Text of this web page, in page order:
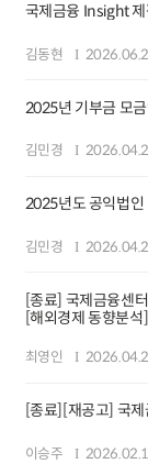
국제금융 Insight
김동현
2025년 기부금 모
김민경
2025년도 공익법인
김민경
[종료] 국제금융센
[해외경제 동향분석]
최영인
[종료][재공고] 국제
이승주